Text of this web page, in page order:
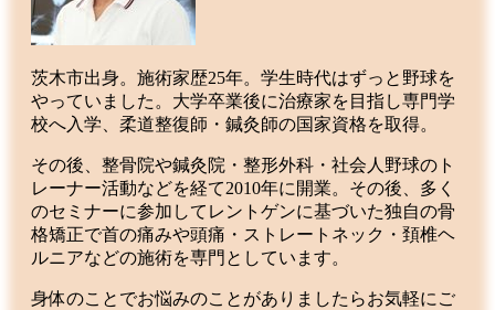
茨木市出身。施術家歴25年。学生時代はずっと野球を
やっていました。大学卒業後に治療家を目指し専門学
校へ入学、柔道整復師・鍼灸師の国家資格を取得。
その後、整骨院や鍼灸院・整形外科・社会人野球のト
レーナー活動などを経て2010年に開業。その後、多く
のセミナーに参加してレントゲンに基づいた独自の骨
格矯正で首の痛みや頭痛・ストレートネック・頚椎ヘ
ルニアなどの施術を専門としています。
身体のことでお悩みのことがありましたらお気軽にご